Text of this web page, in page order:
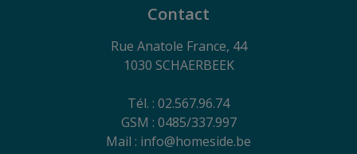
Contact
Rue Anatole France, 44
1030 SCHAERBEEK
Tél. : 02.567.96.74
GSM : 0485/337.997
Mail : info@homeside.be